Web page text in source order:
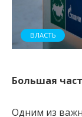
ВЛАСТЬ
Большая
Одним из